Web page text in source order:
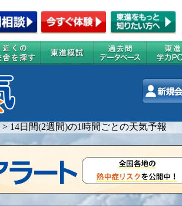
> 14日間(2週間)の1時間ごとの天気予報